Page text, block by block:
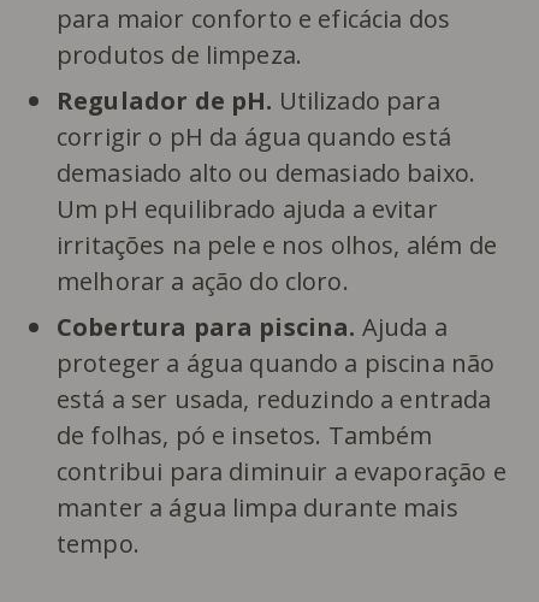
para maior conforto e eficácia dos
produtos de limpeza.
Regulador de pH. Utilizado para
corrigir o pH da água quando está
demasiado alto ou demasiado baixo.
Um pH equilibrado ajuda a evitar
irritações na pele e nos olhos, além de
melhorar a ação do cloro.
Cobertura para piscina. Ajuda a
proteger a água quando a piscina não
está a ser usada, reduzindo a entrada
de folhas, pó e insetos. Também
contribui para diminuir a evaporação e
manter a água limpa durante mais
tempo.